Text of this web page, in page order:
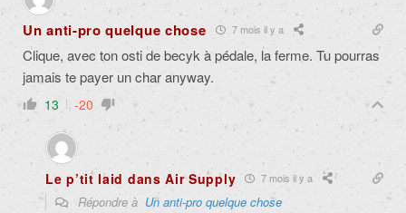
Un anti-pro quelque chose 7 mois il y a
Clique, avec ton osti de becyk à pédale, la ferme. Tu pourras
jamais te payer un char anyway.
13 -20
Le p’tit laid dans Air Supply 7 mois il y a
Répondre à Un anti-pro quelque chose